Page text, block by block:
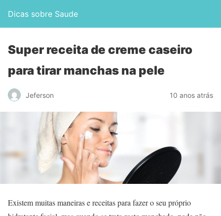
Dicas sobre Saude
Super receita de creme caseiro
para tirar manchas na pele
Jeferson 10 anos atrás
Existem muitas maneiras e receitas para fazer o seu próprio